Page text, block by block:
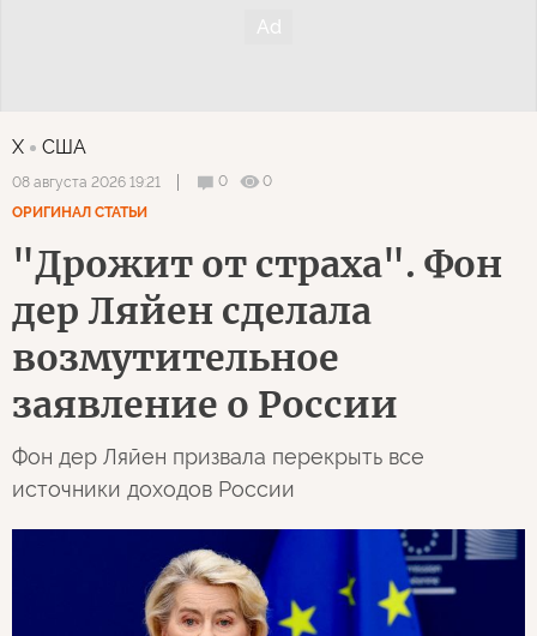
X США
08 августа 2026 19:21 0
0
ОРИГИНАЛ СТАТЬИ
"Дрожит от страха". Фон
дер Ляйен сделала
возмутительное
заявление о России
Фон дер Ляйен призвала перекрыть все
источники доходов России